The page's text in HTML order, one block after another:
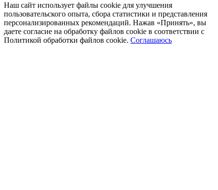
Наш сайт использует файлы cookie для улучшения
пользовательского опыта, сбора статистики и представления
персонализированных рекомендаций. Нажав «Принять», вы
даете согласие на обработку файлов cookie в соответствии с
Политикой обработки файлов cookie. Соглашаюсь